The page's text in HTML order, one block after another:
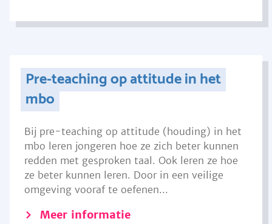
Pre-teaching op attitude in het
mbo
Bij pre-teaching op attitude (houding) in het
mbo leren jongeren hoe ze zich beter kunnen
redden met gesproken taal. Ook leren ze hoe
ze beter kunnen leren. Door in een veilige
omgeving vooraf te oefenen...
Meer informatie